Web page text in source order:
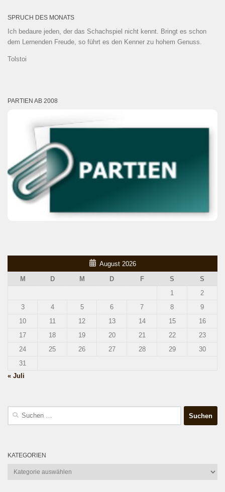
SPRUCH DES MONATS
Ich bedaure jeden, der das Schachspiel nicht kennt. Bringt es schon
dem Lernenden Freude, so führt es den Kenner zu hohem Genuss.
Tolstoi
PARTIEN AB 2008
August 2026
M
D M D F S
S
1
2
3
4 5 6 7 8
9
10
11 12 13 14 15
16
17
18 19 20 21 22
23
24
25 26 27 28 29
30
31
« Juli
Suchen
KATEGORIEN
Kategorien